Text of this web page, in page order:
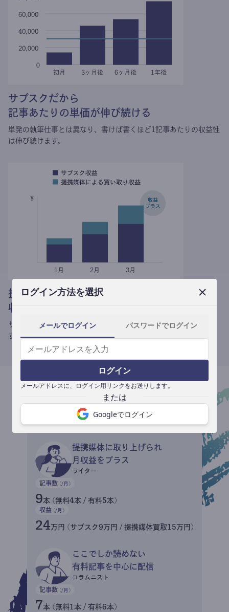
ログイン方法を選択
メールでログイン パスワードでログイン
ログイン
メールアドレスに、ログイン用リンクをお送りします。
Googleでログイン
サブスクだから
記事あたりの単価が伸び続ける
単発の執筆仕事とは異なり、 書けば書くほど1記事あたりの収益性
は伸び続けます。
提携媒体による記事買い取りで
収益がプラスされる
サブスク収益にメディアへの記事提供の売り上げをプラスできま
す。
収益イメージ
提携媒体に取り上げられ
月収益をプラス
ライター
記事数 (/月)
9本 (無料4本 / 有料5本)
収益 (/月)
24万円 (サブスク9万円 / 提携媒体買取15万円)
ここでしか読めない
有料記事を中心に配信
コラムニスト
記事数 (/月)
7本 (無料1本 / 有料6本)